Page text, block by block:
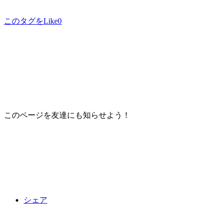
このタグをLike0
このページを友達にも知らせよう！
シェア